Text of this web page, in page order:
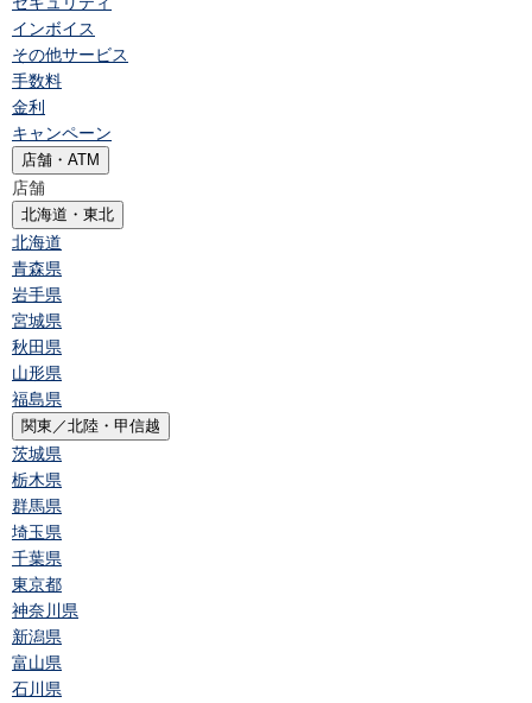
インボイス
その他サービス
手数料
金利
キャンペーン
店舗・ATM
店舗
北海道・東北
北海道
青森県
岩手県
宮城県
秋田県
山形県
福島県
関東／北陸・甲信越
茨城県
栃木県
群馬県
埼玉県
千葉県
東京都
神奈川県
新潟県
富山県
石川県